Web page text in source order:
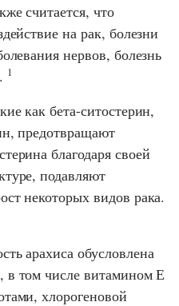
считается, что
на рак, болезни
нервов, болезнь
1
как бета-ситостерин,
предотвращают
благодаря своей
подавляют
некоторых видов рака.
арахиса обусловлена
в том числе витамином Е
хлорогеновой